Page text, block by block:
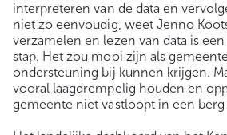
interpreteren van de data en
niet zo eenvoudig, weet Jenno
verzamelen en lezen van data is
stap. Het zou mooi zijn als
ondersteuning bij kunnen krijgen.
vooral laagdrempelig houden en
gemeente niet vastloopt in een berg